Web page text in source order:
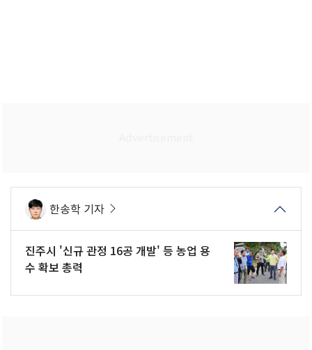
한송학 기자
진주시 '신규 관정 16공 개발' 등 농업 용
수 확보 총력